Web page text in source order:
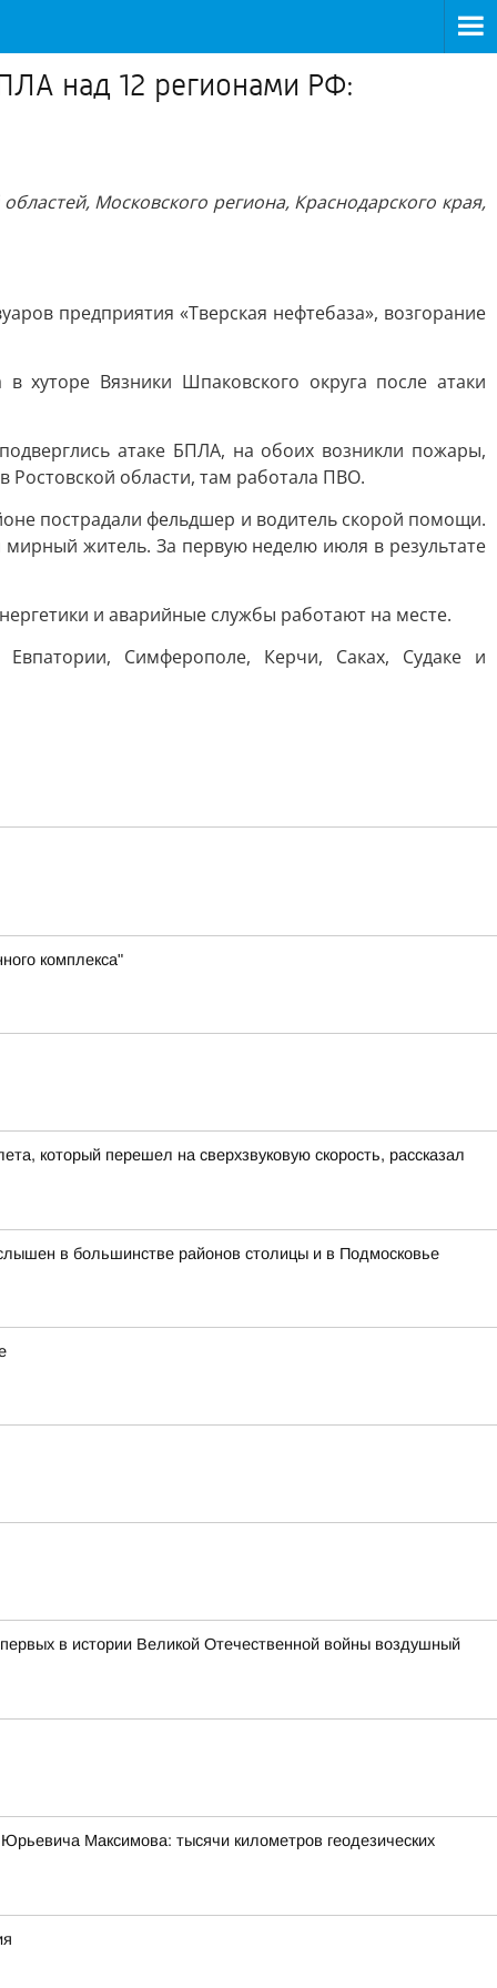
над 12 регионами РФ:
Московского региона, Краснодарского края,
предприятия «Тверская нефтебаза», возгорание
хуторе Вязники Шпаковского округа после атаки
атаке БПЛА, на обоих возникли пожары,
области, там работала ПВО.
пострадали фельдшер и водитель скорой помощи.
мирный житель. За первую неделю июля в результате
и аварийные службы работают на месте.
Симферополе, Керчи, Саках, Судаке и
комплекса"
который перешел на сверхзвуковую скорость, рассказал
в большинстве районов столицы и в Подмосковье
в истории Великой Отечественной войны воздушный
Максимова: тысячи километров геодезических